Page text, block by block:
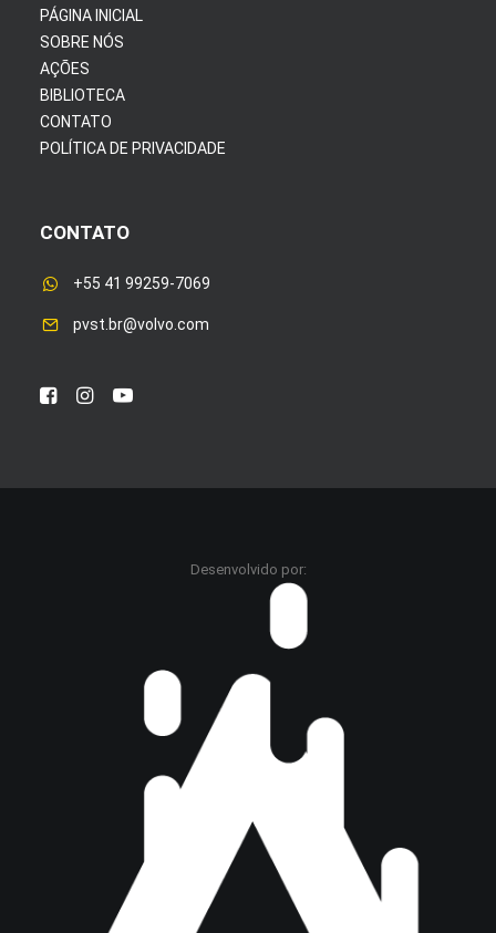
PÁGINA INICIAL
SOBRE NÓS
AÇÕES
BIBLIOTECA
CONTATO
POLÍTICA DE PRIVACIDADE
CONTATO
+55 41 99259-7069
pvst.br@volvo.com
Desenvolvido por: